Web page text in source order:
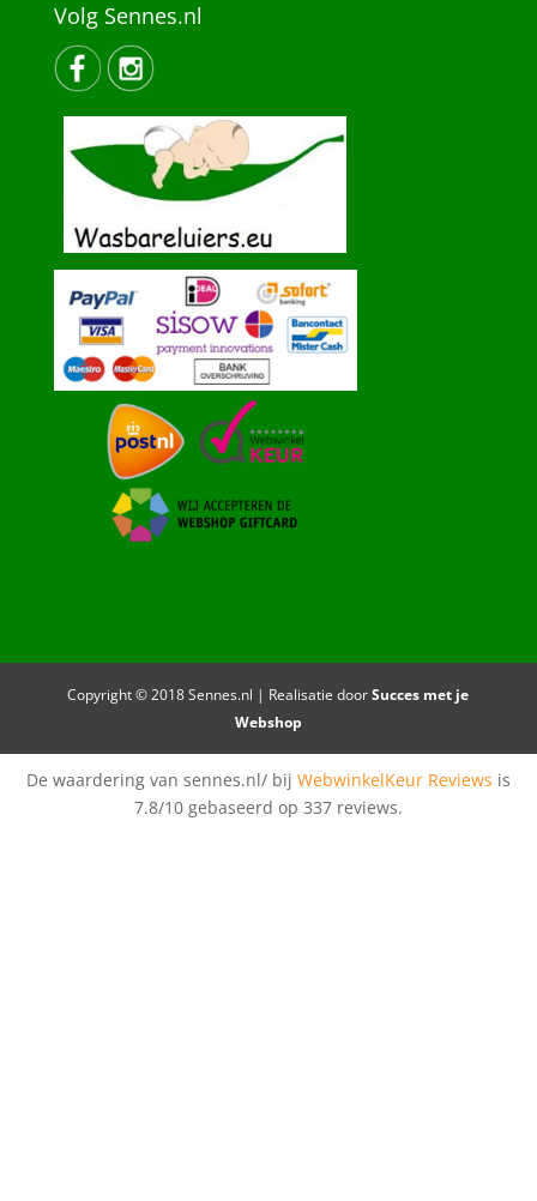
Volg Sennes.nl
Copyright © 2018 Sennes.nl | Realisatie doorSucces met je
Webshop
De waardering van sennes.nl/ bij WebwinkelKeur Reviews is
7.8/10 gebaseerd op 337 reviews.